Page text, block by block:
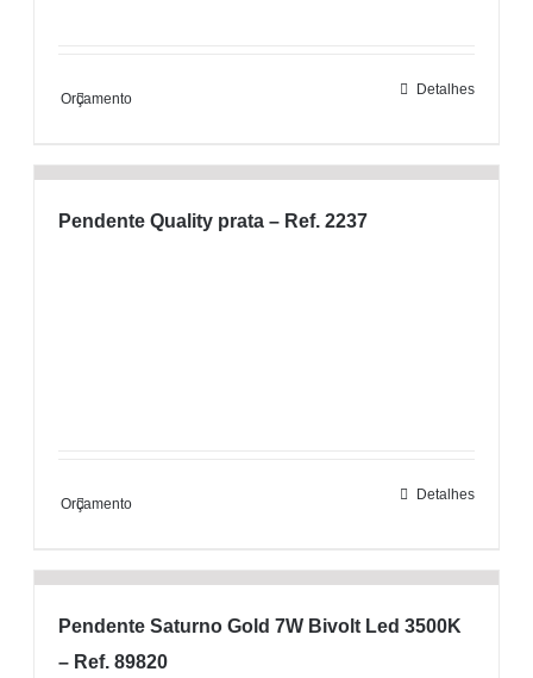
Orçamento
Detalhes
Pendente Quality prata – Ref. 2237
Orçamento
Detalhes
Pendente Saturno Gold 7W Bivolt Led 3500K
– Ref. 89820